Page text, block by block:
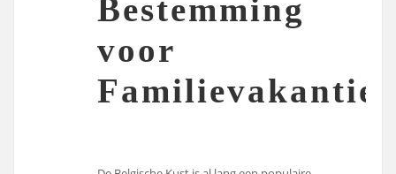
Bestemming
voor
Familievakanties